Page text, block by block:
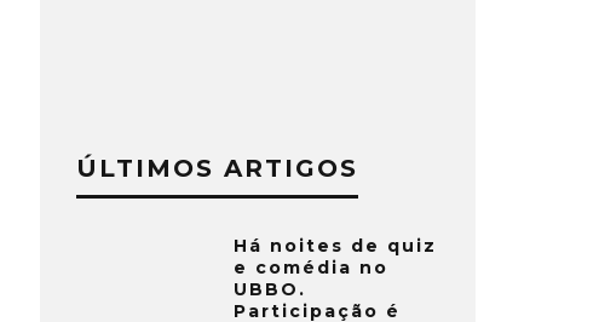
ÚLTIMOS ARTIGOS
Há noites de quiz
e comédia no
UBBO.
Participação é